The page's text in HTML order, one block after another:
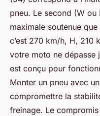
pneu. Le second (W
maximale soutenue
c’est 270 km/h, H, 210
votre moto ne dépasse
est conçu pour
Monter un pneu avec
compromettre la
freinage. Le compromis